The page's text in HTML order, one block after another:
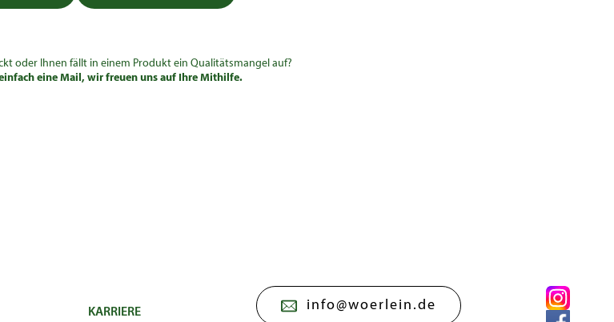
oder Ihnen fällt in einem Produkt ein Qualitätsmangel auf?
eine Mail, wir freuen uns auf Ihre Mithilfe.
KARRIERE info@woerlein.de